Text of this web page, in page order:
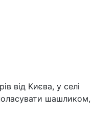
від Києва, у селі
шашликом,